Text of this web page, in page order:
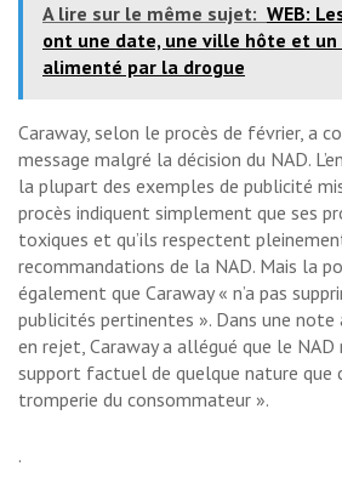
A lire sur le même sujet: WEB:
ont une date, une ville hôte et un
alimenté par la drogue
Caraway, selon le procès de février, a
message malgré la décision du NAD.
la plupart des exemples de publicité
procès indiquent simplement que ses
toxiques et qu’ils respectent
recommandations de la NAD. Mais la
également que Caraway « n’a pas
publicités pertinentes ». Dans une note
en rejet, Caraway a allégué que le NAD
support factuel de quelque nature que
tromperie du consommateur ».
.